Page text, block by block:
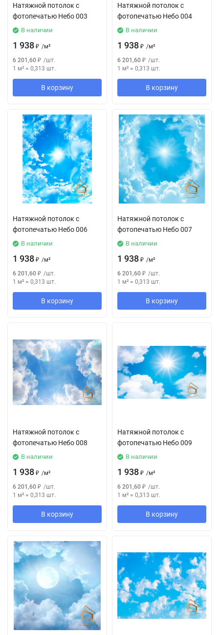
Натяжной потолок с
фотопечатью Небо 003
В наличии
1 938 ₽ /м²
6 201,60 ₽ /шт.
1 м² = 0,313 шт.
В корзину
Натяжной потолок с
фотопечатью Небо 004
В наличии
1 938 ₽ /м²
6 201,60 ₽ /шт.
1 м² = 0,313 шт.
В корзину
Натяжной потолок с
фотопечатью Небо 006
В наличии
1 938 ₽ /м²
6 201,60 ₽ /шт.
1 м² = 0,313 шт.
В корзину
Натяжной потолок с
фотопечатью Небо 007
В наличии
1 938 ₽ /м²
6 201,60 ₽ /шт.
1 м² = 0,313 шт.
В корзину
Натяжной потолок с
фотопечатью Небо 008
В наличии
1 938 ₽ /м²
6 201,60 ₽ /шт.
1 м² = 0,313 шт.
В корзину
Натяжной потолок с
фотопечатью Небо 009
В наличии
1 938 ₽ /м²
6 201,60 ₽ /шт.
1 м² = 0,313 шт.
В корзину